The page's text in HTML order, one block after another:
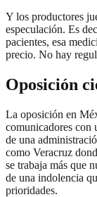
Y los productores
especulación. Es
pacientes, esa
precio. No hay
Oposición
La oposición en
comunicadores con
de una
como Veracruz
se trabaja más que
de una indolencia
prioridades.